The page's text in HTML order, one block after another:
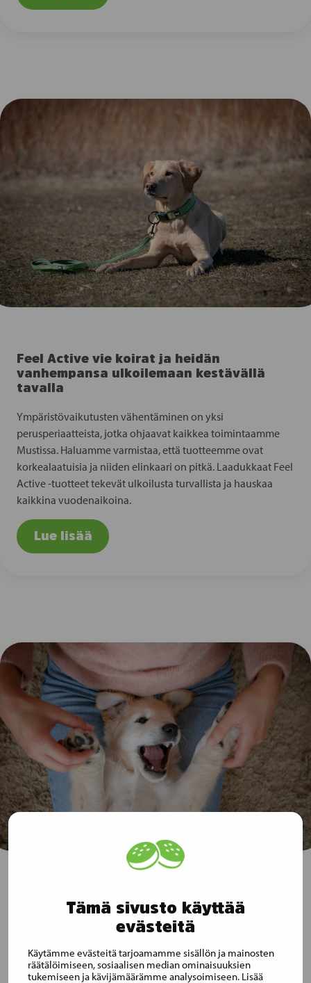
Tämä sivusto käyttää
evästeitä
Käytämme evästeitä tarjoamamme sisällön ja mainosten
räätälöimiseen, sosiaalisen median ominaisuuksien
tukemiseen ja kävijämäärämme analysoimiseen. Lisää
Feel Active vie koirat ja heidän
vanhempansa ulkoilemaan kestävällä
tavalla
Ympäristövaikutusten vähentäminen on yksi
perusperiaatteista, jotka ohjaavat kaikkea toimintaamme
Mustissa. Haluamme varmistaa, että tuotteemme ovat
korkealaatuisia ja niiden elinkaari on pitkä. Laadukkaat Feel
Active -tuotteet tekevät ulkoilusta turvallista ja hauskaa
kaikkina vuodenaikoina.
Lue lisää
Auttava käpälä – Musti tekee työtä
yhteisen hyvän eteen
Työskentelemme eläinystävällisemmän tulevaisuuden
puolesta yhdessä useiden yhdistysten ja järjestöjen kanssa